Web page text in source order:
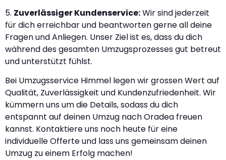
5. Zuverlässiger Kundenservice:Wir sind jederzeit
für dich erreichbar und beantworten gerne all deine
Fragen und Anliegen. Unser Ziel ist es, dass du dich
während des gesamten Umzugsprozesses gut betreut
und unterstützt fühlst.
Bei Umzugsservice Himmel legen wir grossen Wert auf
Qualität, Zuverlässigkeit und Kundenzufriedenheit. Wir
kümmern uns um die Details, sodass du dich
entspannt auf deinen Umzug nach Oradea freuen
kannst. Kontaktiere uns noch heute für eine
individuelle Offerte und lass uns gemeinsam deinen
Umzug zu einem Erfolg machen!